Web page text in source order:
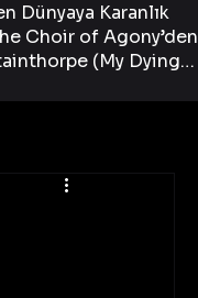
Dünyaya Karanlık
Choir of Agony’den
(My Dying